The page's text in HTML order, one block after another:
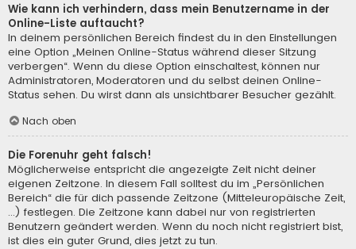
Wie kann ich verhindern, dass mein Benutzername in der
Online-Liste auftaucht?
In deinem persönlichen Bereich findest du in den Einstellungen
eine Option „Meinen Online-Status während dieser Sitzung
verbergen“. Wenn du diese Option einschaltest, können nur
Administratoren, Moderatoren und du selbst deinen Online-
Status sehen. Du wirst dann als unsichtbarer Besucher gezählt.
Nach oben
Die Forenuhr geht falsch!
Möglicherweise entspricht die angezeigte Zeit nicht deiner
eigenen Zeitzone. In diesem Fall solltest du im „Persönlichen
Bereich“ die für dich passende Zeitzone (Mitteleuropäische Zeit,
...) festlegen. Die Zeitzone kann dabei nur von registrierten
Benutzern geändert werden. Wenn du noch nicht registriert bist,
ist dies ein guter Grund, dies jetzt zu tun.